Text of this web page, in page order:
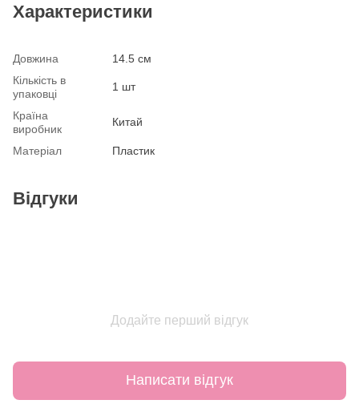
Характеристики
Довжина
14.5 см
Кількість в
упаковці
1 шт
Країна
виробник
Китай
Матеріал Пластик
Відгуки
Додайте перший відгук
Написати відгук